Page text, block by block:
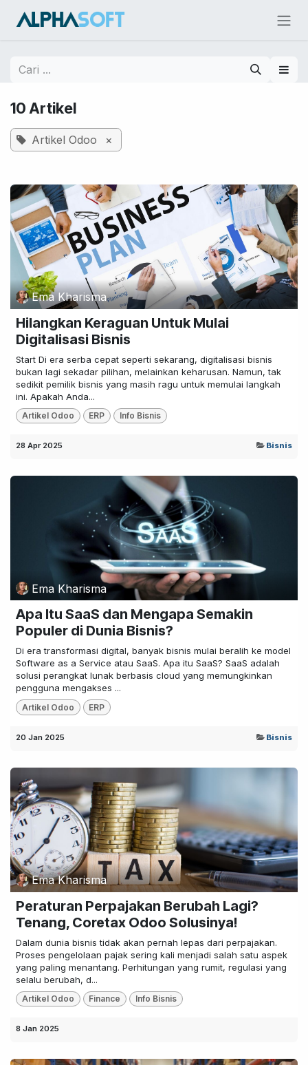
10 Artikel
Artikel Odoo ×
Ema Kharisma
Hilangkan Keraguan Untuk Mulai
Digitalisasi Bisnis
Start Di era serba cepat seperti sekarang, digitalisasi bisnis
bukan lagi sekadar pilihan, melainkan keharusan. Namun, tak
sedikit pemilik bisnis yang masih ragu untuk memulai langkah
ini. Apakah Anda...
Artikel Odoo ERP Info Bisnis
28 Apr 2025 Bisnis
Ema Kharisma
Apa Itu SaaS dan Mengapa Semakin
Populer di Dunia Bisnis?
Di era transformasi digital, banyak bisnis mulai beralih ke model
Software as a Service atau SaaS. Apa itu SaaS? SaaS adalah
solusi perangkat lunak berbasis cloud yang memungkinkan
pengguna mengakses ...
Artikel Odoo ERP
20 Jan 2025 Bisnis
Ema Kharisma
Peraturan Perpajakan Berubah Lagi?
Tenang, Coretax Odoo Solusinya!
Dalam dunia bisnis tidak akan pernah lepas dari perpajakan.
Proses pengelolaan pajak sering kali menjadi salah satu aspek
yang paling menantang. Perhitungan yang rumit, regulasi yang
selalu berubah, d...
Artikel Odoo Finance Info Bisnis
8 Jan 2025